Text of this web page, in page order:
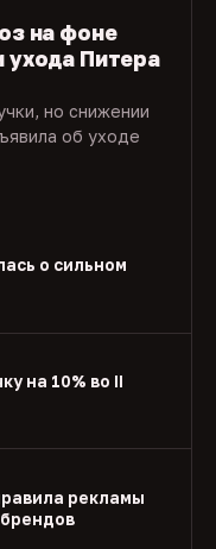
на фоне
ухода Питера
но снижении
об уходе
о сильном
на 10% во II
рекламы
брендов